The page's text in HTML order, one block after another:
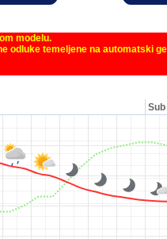
modelu.
odluke temeljene na automatski
Sub